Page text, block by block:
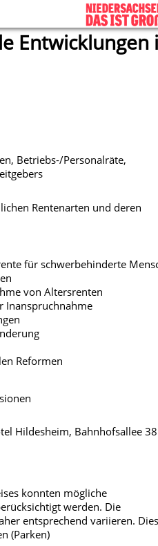
Entwicklungen
Betriebs-/Personalräte,
Rentenarten und deren
für schwerbehinderte
von Altersrenten
Inanspruchnahme
Reformen
Hildesheim, Bahnhofsallee
konnten mögliche
werden. Die
entsprechend variieren.
(Parken)